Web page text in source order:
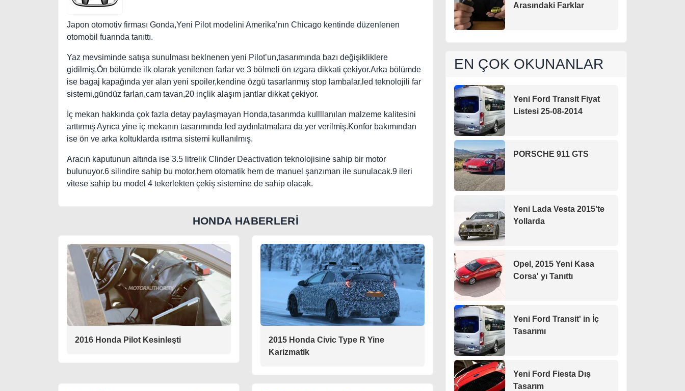
Japon otomotiv firması Gonda,Yeni Pilot modelini Amerika’nın Chicago kentinde düzenlenen
otomobil fuarında tanıttı.
Yaz mevsiminde satışa sunulması beklnenen yeni Pilot’un,tasarımında bazı değişikliklere
gidilmiş.Ön bölümde ilk olarak yenilenen farlar ve 3 bölmeli ön ızgara dikkati çekiyor.Arka bölümde
ise bagaj kapağında yer alan yeni spoiler,kendine özgü tasarlanmış stop lambalar,led teknolojili far
sistemi,gündüz farları,cam tavan,20 inçlik alaşım jantlar dikkat çekiyor.
İç mekan hakkında çok fazla detay paylaşmayan Honda,tasarımda kullllanılan malzeme kalitesini
arttırmış Ayrıca yine iç mekanın tasarımında led aydınlatmalara da yer verilmiş.Konfor bakımından
ise ön ve arka koltuklarda ısıtma sistemi kullanılmış.
Aracın kaputunun altında ise 3.5 litrelik Clinder Deactivation teknolojisine sahip bir motor
bulunuyor.6 silindire sahip bu motor,hem otomatik hem de manuel şanzıman ile sunulacak.9 ileri
vitese sahip bu model 4 tekerlekten çekiş sistemine de sahip olacak.
HONDA HABERLERİ
2016 Honda Pilot Kesinleşti
2015 Honda Civic Type R Yine
Karizmatik
Arasındaki Farklar
EN ÇOK OKUNANLAR
Yeni Ford Transit Fiyat
Listesi 25-08-2014
PORSCHE 911 GTS
Yeni Lada Vesta 2015'te
Yollarda
Opel, 2015 Yeni Kasa
Corsa' yı Tanıttı
Yeni Ford Transit' in İç
Tasarımı
Yeni Ford Fiesta Dış
Tasarım